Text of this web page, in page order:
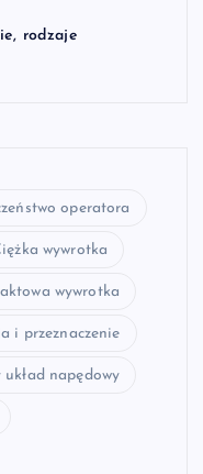
rodzaje
operatora
wywrotka
wywrotka
i przeznaczenie
układ napędowy